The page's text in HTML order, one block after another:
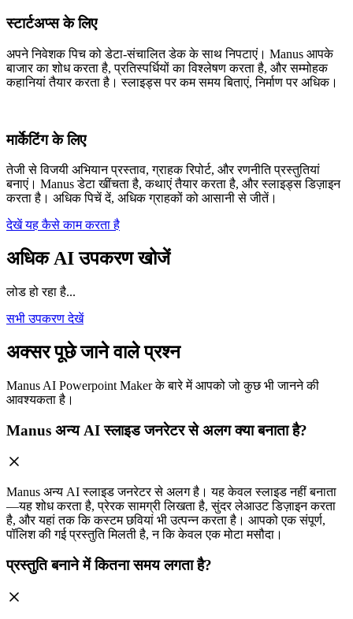
स्टार्टअप्स के लिए
अपने निवेशक पिच को डेटा-संचालित डेक के साथ निपटाएं। Manus आपके
बाजार का शोध करता है, प्रतिस्पर्धियों का विश्लेषण करता है, और सम्मोहक
कहानियां तैयार करता है। स्लाइड्स पर कम समय बिताएं, निर्माण पर अधिक।
मार्केटिंग के लिए
तेजी से विजयी अभियान प्रस्ताव, ग्राहक रिपोर्ट, और रणनीति प्रस्तुतियां
बनाएं। Manus डेटा खींचता है, कथाएं तैयार करता है, और स्लाइड्स डिज़ाइन
करता है। अधिक पिचें दें, अधिक ग्राहकों को आसानी से जीतें।
देखें यह कैसे काम करता है
अधिक AI उपकरण खोजें
लोड हो रहा है...
सभी उपकरण देखें
अक्सर पूछे जाने वाले प्रश्न
Manus AI Powerpoint Maker के बारे में आपको जो कुछ भी जानने की
आवश्यकता है।
Manus अन्य AI स्लाइड जनरेटर से अलग क्या बनाता है?
Manus अन्य AI स्लाइड जनरेटर से अलग है। यह केवल स्लाइड नहीं बनाता
—यह शोध करता है, प्रेरक सामग्री लिखता है, सुंदर लेआउट डिज़ाइन करता
है, और यहां तक कि कस्टम छवियां भी उत्पन्न करता है। आपको एक संपूर्ण,
पॉलिश की गई प्रस्तुति मिलती है, न कि केवल एक मोटा मसौदा।
प्रस्तुति बनाने में कितना समय लगता है?